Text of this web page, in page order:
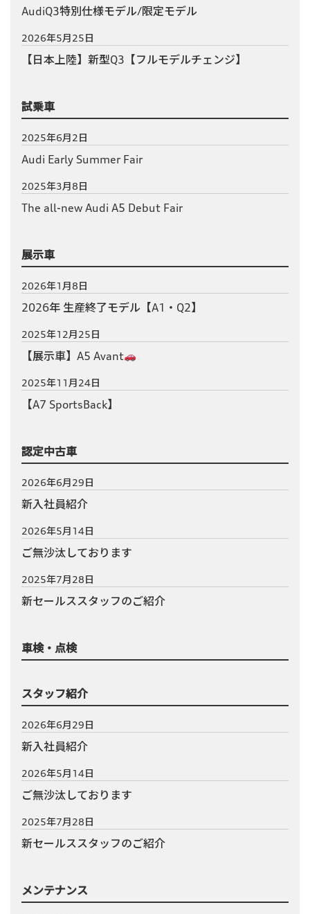
AudiQ3特別仕様モデル/限定モデル
【日本上陸】新型Q3【フルモデルチェンジ】
2026年5月25日
試乗車
Audi Early Summer Fair
2025年6月2日
The all-new Audi A5 Debut Fair
2025年3月8日
展示車
2026年 生産終了モデル【A1・Q2】
2026年1月8日
【展示車】A5 Avant
2025年12月25日
【A7 SportsBack】
2025年11月24日
認定中古車
新入社員紹介
2026年6月29日
ご無沙汰しております
2026年5月14日
新セールススタッフのご紹介
2025年7月28日
車検・点検
スタッフ紹介
新入社員紹介
2026年6月29日
ご無沙汰しております
2026年5月14日
新セールススタッフのご紹介
2025年7月28日
メンテナンス